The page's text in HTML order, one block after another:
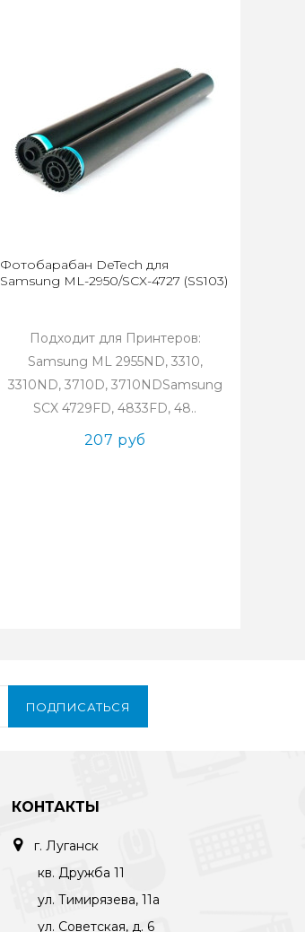
Фотобарабан DeTech для
Samsung ML-2950/SCX-4727 (SS103)
Подходит для Принтеров:
Samsung ML 2955ND, 3310,
3310ND, 3710D, 3710NDSamsung
SCX 4729FD, 4833FD, 48..
207 руб
ПОДПИСАТЬСЯ
КОНТАКТЫ
г. Луганск
кв. Дружба 11
ул. Тимирязева, 11а
ул. Советская, д. 6